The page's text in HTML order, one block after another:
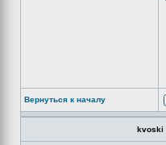
Вернуться к началу
kvoski